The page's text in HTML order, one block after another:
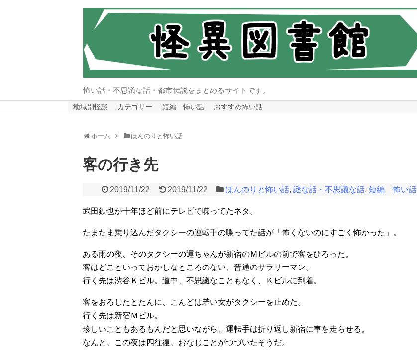
怖い話・不思議な話・都市伝説をまとめるサイトです。
地域別怪談 カテゴリー 短編 怖い話 おすすめ怖い話
ホーム ほんのりと怖い話
客の行き先
2019/11/22 2019/11/22 ほんのりと怖い話, 謎な話・不思議な話, 短編 怖い話
武田鉄也が十年ほど前にテレビで喋ってたネタ。
たまたま乗り込んだタクシーの運転手の喋ってた話が「怖くないのにすごく怖かった」。
ある雨の夜、そのタクシーの運ちゃんが新宿のＭビルの前で客をひろった。
客はどこといっておかしなところのない、普通のサラリーマン。
行く先は渋谷Ｋビル。道中、不思議なこともなく、Ｋビルに到着。
客をおろしたとたんに、こんどは若い女がタクシーを止めた。
行く先は新宿Ｍビル。
珍しいこともあるもんだと思いながら、運転手は折り返し新宿に車を走らせる。
なんと、この夜は四往復、おなじことがつづいたそうだ。